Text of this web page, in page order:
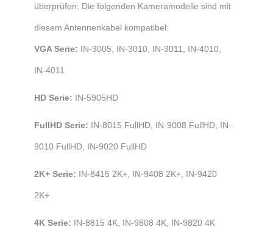
überprüfen. Die folgenden Kameramodelle sind mit
diesem Antennenkabel kompatibel:
VGA Serie: IN-3005, IN-3010, IN-3011, IN-4010,
IN-4011
HD Serie: IN-5905HD
FullHD Serie: IN-8015 FullHD, IN-9008 FullHD, IN-
9010 FullHD, IN-9020 FullHD
2K+ Serie: IN-8415 2K+, IN-9408 2K+, IN-9420
2K+
4K Serie: IN-8815 4K, IN-9808 4K, IN-9820 4K